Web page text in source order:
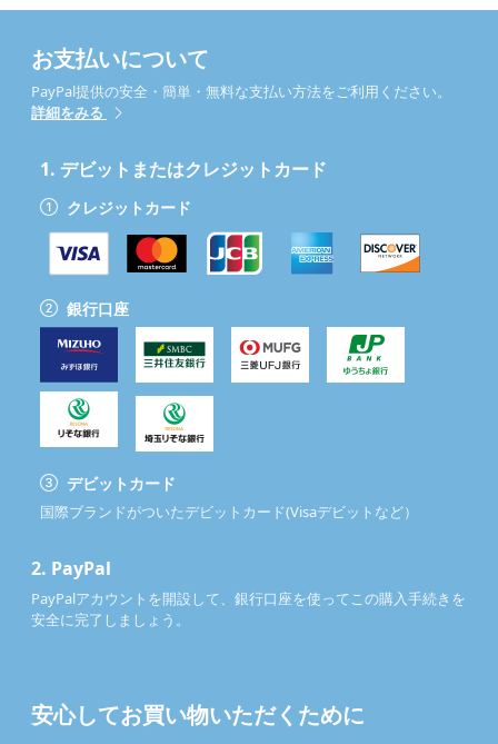
お支払いについて
PayPal提供の安全・簡単・無料な支払い方法をご利用ください。
詳細をみる
1. デビットまたはクレジットカード
クレジットカード
銀行口座
デビットカード
国際ブランドがついたデビットカード(Visaデビットなど）
2. PayPal
PayPalアカウントを開設して、銀行口座を使ってこの購入手続きを
安全に完了しましょう。
安心してお買い物いただくために